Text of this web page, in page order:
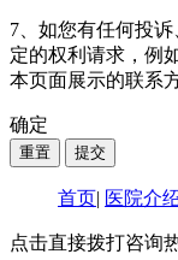
7、如您有任何投
定的权利请求，例
本页面展示的联系
确定
首页 医院介
点击直接拨打咨询